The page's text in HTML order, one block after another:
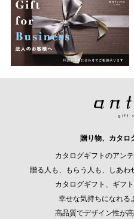
贈り物、カタロ
カタログギフトのアン
贈る人も、もらう人も、しあわ
カタログギフト、ギフ
幸せな気持ちになれる
高品質でデザイン性が